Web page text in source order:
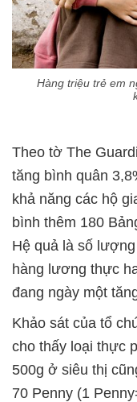
Hàng triệu trẻ em
Theo tờ The
tăng bình quân
khả năng các hộ
bình thêm 180
Hệ quả là số
hàng lương thực
đang ngày một
Khảo sát của tổ
cho thấy loại thực
500g ở siêu thị
70 Penny (1